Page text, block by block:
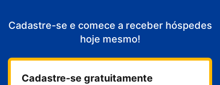
Cadastre-se e comece a receber hóspedes
hoje mesmo!
Cadastre-se gratuitamente